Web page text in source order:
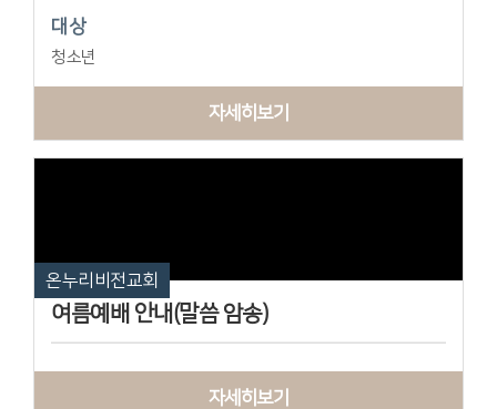
대상
청소년
자세히보기
온누리비전교회
여름예배 안내(말씀 암송)
자세히보기